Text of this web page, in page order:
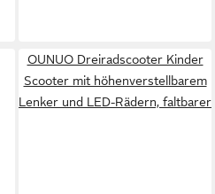
OUNUO Dreiradscooter Kinder
Scooter mit höhenverstellbarem
Lenker und LED-Rädern, faltbarer